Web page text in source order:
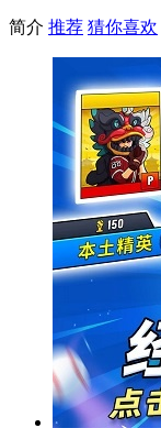
简介 推荐 猜你喜欢